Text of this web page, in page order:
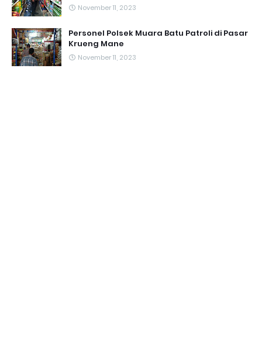
November 11, 2023
Personel Polsek Muara Batu Patroli di Pasar
Krueng Mane
November 11, 2023